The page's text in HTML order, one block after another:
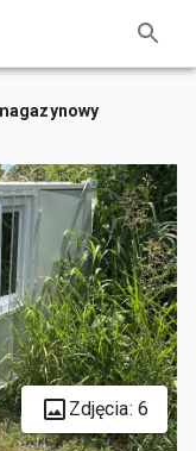
Zdjęcia: 6